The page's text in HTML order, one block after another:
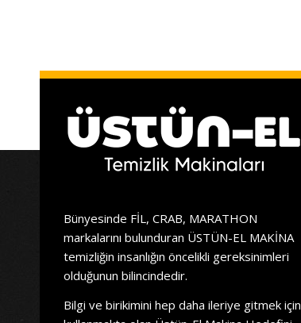
Bünyesinde FİL, CRAB, MARATHON
markalarını bulunduran ÜSTÜN-EL MAKİNA
temizliğin insanlığın öncelikli gereksinimleri
olduğunun bilincindedir.
Bilgi ve birikimini hep daha ileriye gitmek için